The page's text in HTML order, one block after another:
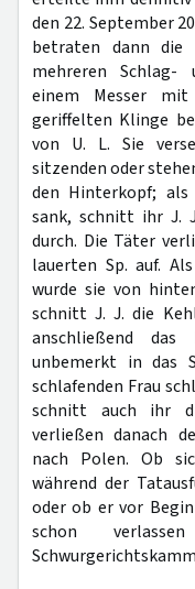
den 22. September
betraten dann
mehreren Schlag-
einem Messer
geriffelten Klinge
von U. L. Sie
sitzenden oder
den Hinterkopf; als
sank, schnitt ihr J.
durch. Die Täter
lauerten Sp. auf.
wurde sie von
schnitt J. J. die
anschließend das
unbemerkt in das
schlafenden Frau
schnitt auch ihr
verließen danach
nach Polen. Ob
während der
oder ob er vor
schon